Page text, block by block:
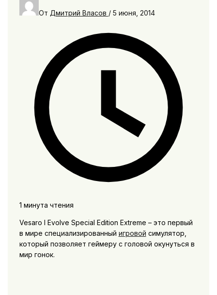
От Дмитрий Власов / 5 июня, 2014
1 минута чтения
Vesaro I Evolve Special Edition Extreme – это первый
в мире специализированный игровой симулятор,
который позволяет геймеру с головой окунуться в
мир гонок.